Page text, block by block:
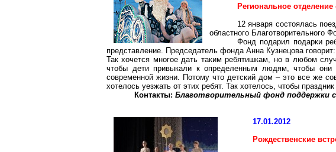
Региональное
12 января состоялась
областного Благотворительного
Фонд подарил подарки
представление. Председатель фонда Анна Кузнецова
Так хочется многое дать таким ребятишкам, но в любом
чтобы дети привыкали к определенным людям, чтобы
современной жизни. Потому что детский дом – это все же
хотелось уезжать от этих ребят. Так хотелось, чтобы
Контакты: Благотворительный фонд поддержки
17.01.2012
Рождественские